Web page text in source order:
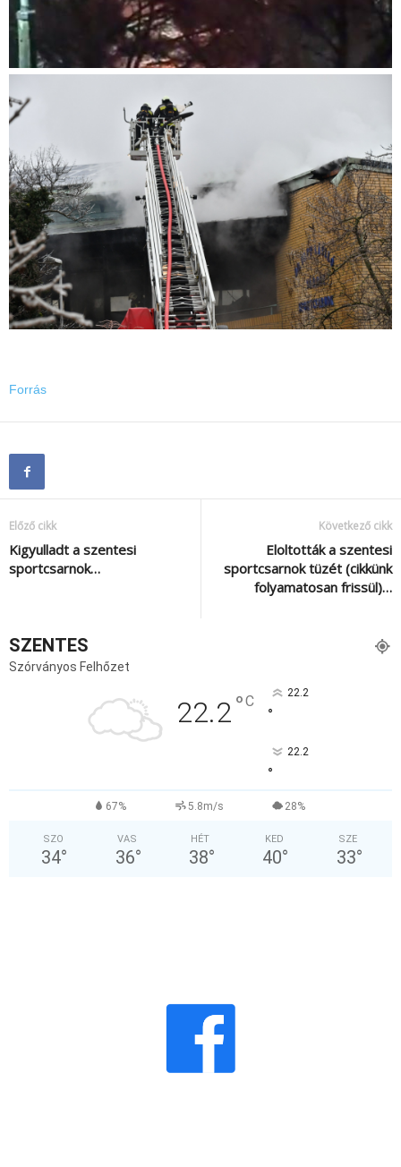
Forrás
Előző cikk
Kigyulladt a szentesi
sportcsarnok…
Következő cikk
Eloltották a szentesi
sportcsarnok tüzét (cikkünk
folyamatosan frissül)…
SZENTES
Szórványos Felhőzet
22.2°C 22.2
°
22.2
°
67% 5.8m/s 28%
SZO
34°
VAS
36°
HÉT
38°
KED
40°
SZE
33°